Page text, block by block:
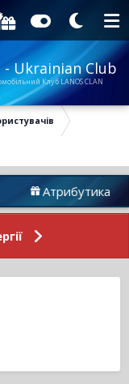
- Ukrainian Club
Клуб LANOS CLAN
Атрибутика